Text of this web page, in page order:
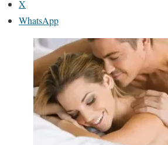
X
WhatsApp